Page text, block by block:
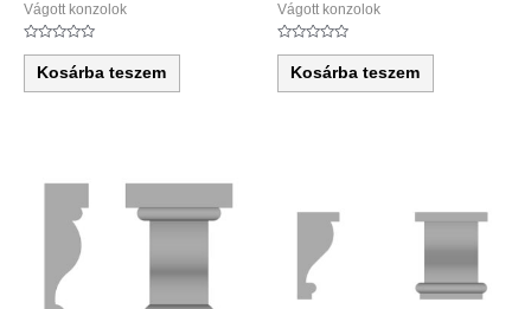
Vágott konzolok
Értékelés:
5
Kosárba teszem
Vágott konzolok
Értékelés:
5
Kosárba teszem